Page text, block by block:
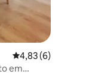
4,83 de uma
4,83 (6)
em